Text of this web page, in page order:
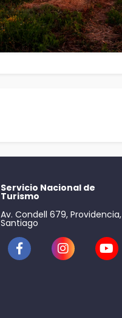
Servicio Nacional de
Turismo
Av. Condell 679, Providencia,
Santiago